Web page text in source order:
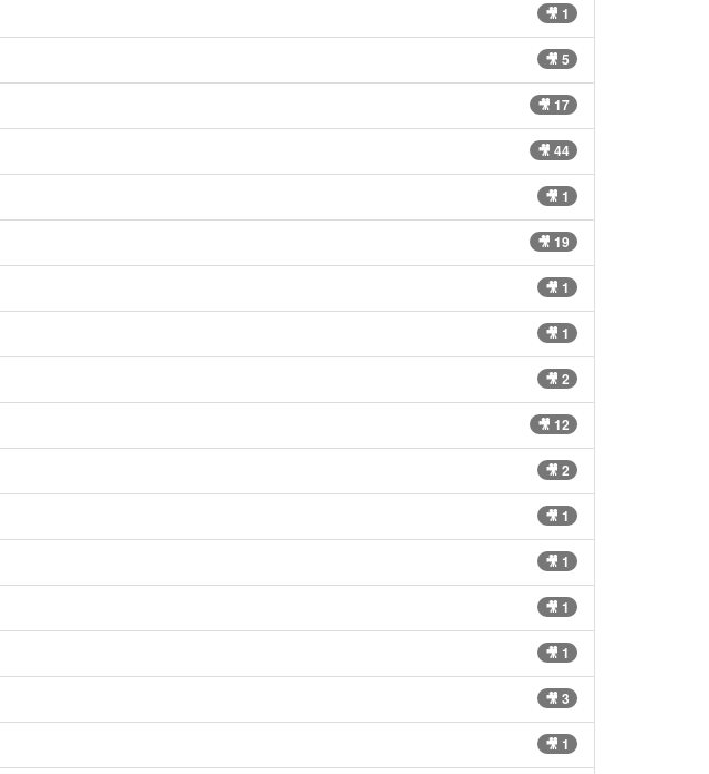
🎥 1
🎥 5
🎥 17
🎥 44
🎥 1
🎥 19
🎥 1
🎥 1
🎥 2
🎥 12
🎥 2
🎥 1
🎥 1
🎥 1
🎥 1
🎥 3
🎥 1